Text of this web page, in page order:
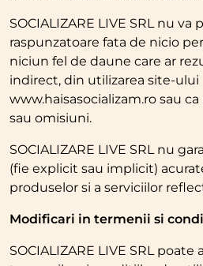
SOCIALIZARE LIVE SRL nu
raspunzatoare fata de nicio
niciun fel de daune care ar
indirect, din utilizarea site-ului
www.haisasocializam.ro sau
sau omisiuni.
SOCIALIZARE LIVE SRL nu
(fie explicit sau implicit)
produselor si a serviciilor
Modificari in termenii si
SOCIALIZARE LIVE SRL